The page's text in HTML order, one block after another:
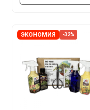
ЭКОНОМИЯ -32%